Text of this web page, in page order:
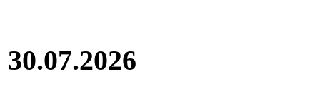
30.07.2026